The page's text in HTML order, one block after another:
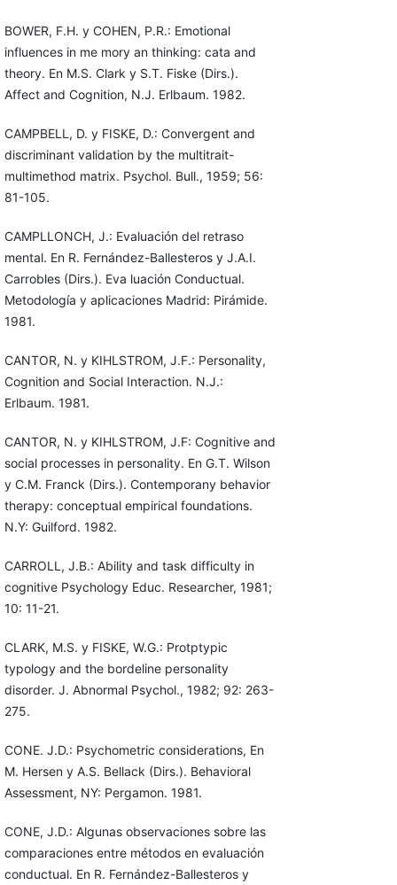
BOWER, F.H. y COHEN, P.R.: Emotional
influences in me mory an thinking: cata and
theory. En M.S. Clark y S.T. Fiske (Dirs.).
Affect and Cognition, N.J. Erlbaum. 1982.
CAMPBELL, D. y FISKE, D.: Convergent and
discriminant validation by the multitrait-
multimethod matrix. Psychol. Bull., 1959; 56:
81-105.
CAMPLLONCH, J.: Evaluación del retraso
mental. En R. Fernández-Ballesteros y J.A.I.
Carrobles (Dirs.). Eva luación Conductual.
Metodología y aplicaciones Madrid: Pirámide.
1981.
CANTOR, N. y KIHLSTROM, J.F.: Personality,
Cognition and Social Interaction. N.J.:
Erlbaum. 1981.
CANTOR, N. y KIHLSTROM, J.F: Cognitive and
social processes in personality. En G.T. Wilson
y C.M. Franck (Dirs.). Contemporany behavior
therapy: conceptual empirical foundations.
N.Y: Guilford. 1982.
CARROLL, J.B.: Ability and task difficulty in
cognitive Psychology Educ. Researcher, 1981;
10: 11-21.
CLARK, M.S. y FISKE, W.G.: Protptypic
typology and the bordeline personality
disorder. J. Abnormal Psychol., 1982; 92: 263-
275.
CONE. J.D.: Psychometric considerations, En
M. Hersen y A.S. Bellack (Dirs.). Behavioral
Assessment, NY: Pergamon. 1981.
CONE, J.D.: Algunas observaciones sobre las
comparaciones entre métodos en evaluación
conductual. En R. Fernández-Ballesteros y